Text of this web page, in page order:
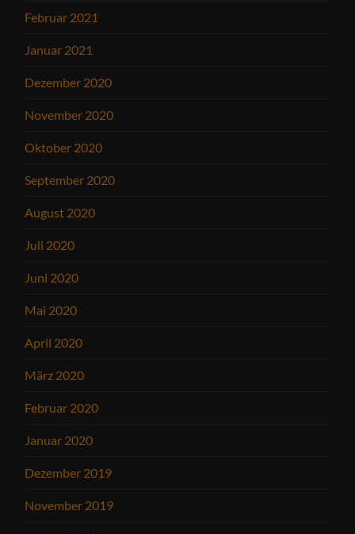
Februar 2021
Januar 2021
Dezember 2020
November 2020
Oktober 2020
September 2020
August 2020
Juli 2020
Juni 2020
Mai 2020
April 2020
März 2020
Februar 2020
Januar 2020
Dezember 2019
November 2019